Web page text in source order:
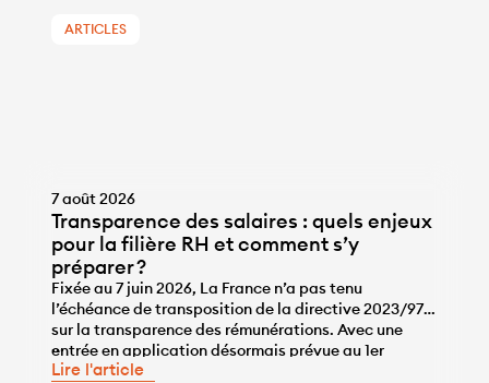
ARTICLES
7 août 2026
Transparence des salaires : quels enjeux
pour la filière RH et comment s’y
préparer ?
Fixée au 7 juin 2026, La France n’a pas tenu
l’échéance de transposition de la directive 2023/970
sur la transparence des rémunérations. Avec une
entrée en application désormais prévue au 1er
janvier 2028, les entreprises disposent de l’année
...
Lire l'article